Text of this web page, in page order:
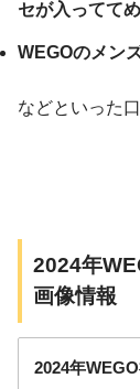
セが入ってて
WEGOのメン
などといった
2024年
画像情報
2024年